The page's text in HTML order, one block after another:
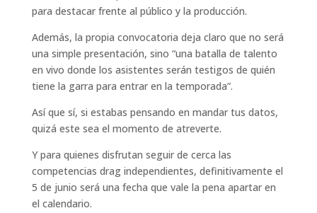
para destacar frente al público y la producción.
Además, la propia convocatoria deja claro que no será
una simple presentación, sino “una batalla de talento
en vivo donde los asistentes serán testigos de quién
tiene la garra para entrar en la temporada”.
Así que sí, si estabas pensando en mandar tus datos,
quizá este sea el momento de atreverte.
Y para quienes disfrutan seguir de cerca las
competencias drag independientes, definitivamente el
5 de junio será una fecha que vale la pena apartar en
el calendario.